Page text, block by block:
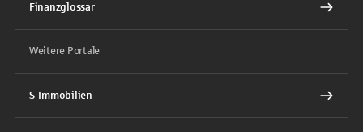
Finanzglossar
Weitere Portale
S-Immobilien